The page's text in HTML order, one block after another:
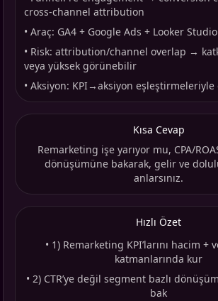
cross-channel attribution
• Araç: GA4 + Google Ads + Looker
• Risk: attribution/channel overlap →
veya yüksek görünebilir
• Aksiyon: KPI→aksiyon eşleştirmeleriyle
Kısa Cevap
Remarketing işe yarıyor mu, CPA/
dönüşümüne bakarak, gelir ve
anlarsınız.
Hızlı Özet
• 1) Remarketing KPI’larını hacim +
katmanlarında kur
• 2) CTR’ye değil segment bazlı
bak